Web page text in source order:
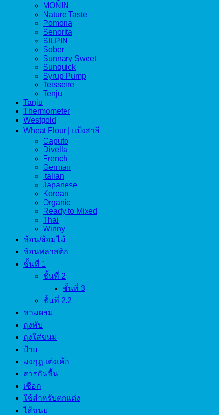
MONIN
Nature Taste
Pomona
Senorita
SILPIN
Sober
Sunnary Sweet
Sunquick
Syrup Pump
Teisseire
Tenju
Tanju
Thermometer
Westgold
Wheat Flour | แป้งสาลี
Caputo
Divella
French
German
Italian
Japanese
Korean
Organic
Ready to Mixed
Thai
Winny
ช้อน/ส้อมไม้
ช้อนพลาสติก
ชั้นที่ 1
ชั้นที่ 2
ชั้นที่ 3
ชั้นที่ 2.2
ชามผสม
ถุงพับ
ถุงใส่ขนม
ป้าย
มงกุฎแต่งเค้ก
สารกันชื้น
เชือก
ใช้สำหรับตกแต่ง
ไส้ขนม